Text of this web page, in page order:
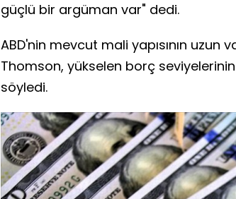
güçlü bir argüman var" dedi.
ABD'nin mevcut mali yapısının uzun
Thomson, yükselen borç
söyledi.